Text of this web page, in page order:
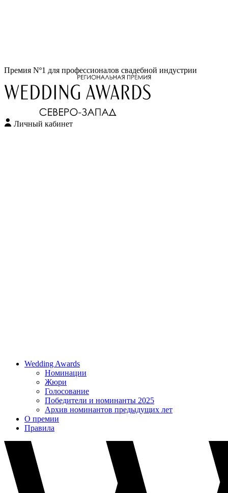
Перейти
содержимому
Премия Nº1 для профессионалов свадебной индустрии
Личный кабинет
Wedding Awards
Номинации
Жюри
Голосование
Победители и номинанты 2025
Архив номинантов предыдущих лет
О премии
Правила